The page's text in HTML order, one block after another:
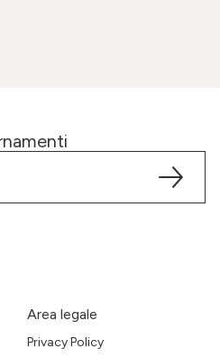
Area legale
Privacy Policy